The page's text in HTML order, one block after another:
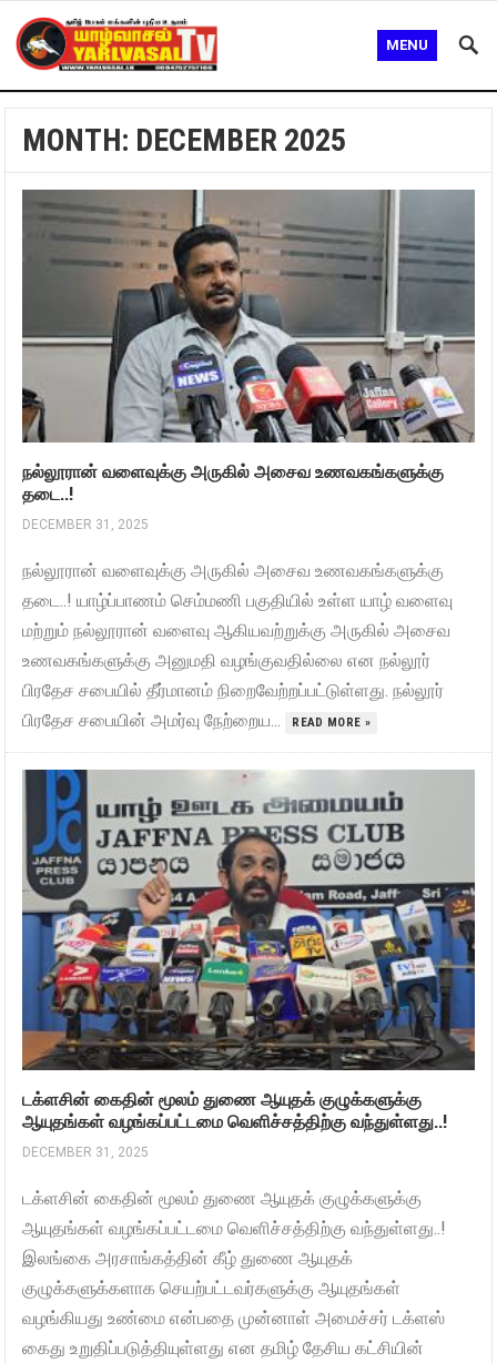
MENU
MONTH: DECEMBER 2025
நல்லூரான் வளைவுக்கு அருகில் அசைவ உணவகங்களுக்கு
தடை..!
DECEMBER 31, 2025
நல்லூரான் வளைவுக்கு அருகில் அசைவ உணவகங்களுக்கு
தடை..! யாழ்ப்பாணம் செம்மணி பகுதியில் உள்ள யாழ் வளைவு
மற்றும் நல்லூரான் வளைவு ஆகியவற்றுக்கு அருகில் அசைவ
உணவகங்களுக்கு அனுமதி வழங்குவதில்லை என நல்லூர்
பிரதேச சபையில் தீர்மானம் நிறைவேற்றப்பட்டுள்ளது. நல்லூர்
பிரதேச சபையின் அமர்வு நேற்றைய...
READ MORE »
டக்ளசின் கைதின் மூலம் துணை ஆயுதக் குழுக்களுக்கு
ஆயுதங்கள் வழங்கப்பட்டமை வெளிச்சத்திற்கு வந்துள்ளது..!
DECEMBER 31, 2025
டக்ளசின் கைதின் மூலம் துணை ஆயுதக் குழுக்களுக்கு
ஆயுதங்கள் வழங்கப்பட்டமை வெளிச்சத்திற்கு வந்துள்ளது..!
இலங்கை அரசாங்கத்தின் கீழ் துணை ஆயுதக்
குழுக்களுக்களாக செயற்பட்டவர்களுக்கு ஆயுதங்கள்
வழங்கியது உண்மை என்பதை முன்னாள் அமைச்சர் டக்ளஸ்
கைது உறுதிப்படுத்தியுள்ளது என தமிழ் தேசிய கட்சியின்